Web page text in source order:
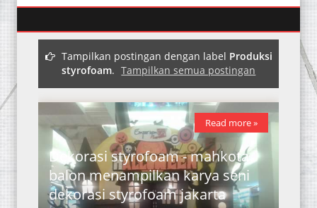
Tampilkan postingan dengan label Produksi
styrofoam. Tampilkan semua postingan
Dekorasi styrofoam - mahkota
balon menampilkan karya seni
dekorasi styrofoam jakarta
Read more »